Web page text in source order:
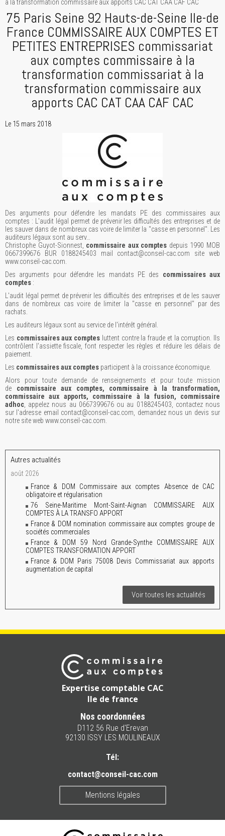
à la transformation commissaire aux apports CAC CAT CAA CAF CAC
75 Paris Seine 92 Hauts-de-Seine Ile-de
France COMMISSAIRE AUX COMPTES ET
PETITES ENTREPRISES commissariat
aux comptes commissaire à la
transformation commissariat à la
transformation commissaire aux
apports CAC CAT CAA CAF CAC
Le 15 mars 2018
Des arguments pour défendre les mandats PE des commissaires aux
comptes : L'audit légal permet de prévenir les difficultés des entreprises et de
les sauver dans de nombreux cas voire de limiter la "casse en personnel". Les
auditeurs légaux sont au serv…
Christophe Guyot-Sionnest, commissaire aux comptes depuis 1990 MOB
0667399676 BUR 0188245403 mail contact@conseil-cac.com site web
www.conseil-cac.com.
Des arguments pour défendre les mandats PE des commissaires aux
comptes :
L'audit légal permet de prévenir les difficultés des entreprises et de les sauver
dans de nombreux cas voire de limiter la "casse en personnel" par des
rachats.
Les auditeurs légaux sont au service de l'intérêt général.
Les commissaires aux comptes luttent contre la fraude et la corruption. Ils
contrôlent l'assiette fiscale, font respecter les règles et réduire les délais de
paiement.
Les commissaires aux comptes participent à la croissance économique.
Alors pour toute demande de renseignements et pour toute mission
de commissaire aux comptes, commissaire à la transformation,
commissaire aux apports, commissaire à la fusion, commissaire
adhoc , appelez nous au 0667399676 ou au 0188245403, contactez nous
sur l'adresse email contact@conseil-cac.com, demandez nous un devis sur
notre site web www.conseil-cac.com.
Autres actualités
août 2026
France & DOM Commissaire aux comptes Absence de CAC
obligatoire et régularisation
76 Seine-Maritime Mont-Saint-Aignan COMMISSAIRE AUX
COMPTES À LA TRANSFO APPORT
France & DOM nomination commissaire aux comptes groupe de
sociétés commerciales
France & DOM 59 Nord Grande-Synthe COMMISSAIRE AUX
COMPTES TRANSFORMATION APPORT
France & DOM Paris 75008 Devis Commissariat aux apports
augmentation de capital
Voir toutes les actualités
Expertise comptable CAC
Ile de france
Nos coordonnées
D112 56 Rue d'Erevan
92130 ISSY LES MOULINEAUX
Tél:
contact@conseil-cac.com
Mentions légales